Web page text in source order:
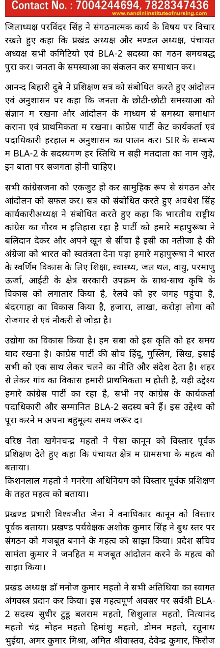
जिलाध्यक्ष परविंदर सिंह ने संगठनात्मक कार्य के विषय पर विचार
रखते हुए कहा कि प्रखंड अध्यक्ष और मण्डल अध्यक्ष, पंचायत
अध्यक्ष सभी कमिटियो एवं BLA-2 सदस्यों का गठन समयबद्ध
पुरा करें। जनता के समस्याओं का संकलन कर समाधान करें।
आनन्द बिहारी दुबे ने प्रशिक्षण सत्र को संबोधित करते हुए आंदोलन
एवं अनुशासन पर कहा कि जनता के छोटी-छोटी समस्याओं को
संज्ञान में रखना और आंदोलन के माध्यम से समस्या समाधान
कराना एवं प्राथमिकता में रखना। कांग्रेस पार्टी केट कार्यकर्ता एवं
पदाधिकारी हरहाल में अनुशासन का पालन करें। SIR के सम्बन्ध
में BLA-2 के सदस्यगण हर स्तिथि में सही मतदाता का नाम जुड़े,
इन बातों पर सजगता होनी चाहिए।
सभी कांग्रेसजनों को एकजुट हो कर सामुहिक रूप से संगठन और
आंदोलन को सफल करें। सत्र को संबोधित करते हुए अवधेश सिंह
कार्यकारीअध्यक्ष ने संबोधित करते हुए कहा कि भारतीय राष्ट्रीय
कांग्रेस का गौरव में इतिहास रहा है पार्टी को हमारे महापुरूषों ने
बलिदान देकर और अपने खून से सींचा है इसी का नतीजा है की
अंग्रेजों को भारत को स्वतंत्रता देना पड़ा हमारे महापुरूषों ने भारत
के स्वर्णिम विकास के लिए शिक्षा, स्वास्थ्य, जल थल, वायु, परमाणु
ऊर्जा, आईटी के क्षेत्र सरकारी उपक्रम के साथ-साथ कृषि के
विकास को लगातार किया है, रेलवे को हर जगह पहुंचा है,
बंदरगाहों का विकास किया है, हजारों, लाखों, करोड़ों लोगों को
रोजगार से एवं नौकरी से जोड़ा है।
उद्योगों का विकास किया है। हम सबों को इस कृति को हर समय
याद रखना है। कांग्रेस पार्टी की सोच हिंदू, मुस्लिम, सिख, इसाई
सभी को एक साथ लेकर चलने का नीति और संदेश देता है। शहर
से लेकर गांव का विकास हमारी प्राथमिकता में होती है, यही उद्देश्य
हमारे कांग्रेस पार्टी का रहा है, सभी नए कांग्रेस के कार्यकर्ता
पदाधिकारी और सम्मानित BLA-2 सदस्य बने हैं। इस उद्देश्य को
पूरा करने में अपना बहुमूल्य समय जरूर दें।
वरिष्ठ नेता खगेनचन्द्र महतो ने पेसा कानून को विस्तार पूर्वक
प्रशिक्षण देते हुए कहा कि पंचायत क्षेत्र में ग्रामसभा के महत्व को
बताया।
किशनलाल महतो ने मनरेगा अधिनियम को विस्तार पूर्वक प्रशिक्षण
के तहत महत्व को बताया।
प्रखण्ड प्रभारी विश्वजीत जेना ने वनाधिकार कानून को विस्तार
पूर्वक बताया। प्रखण्ड पर्यवेक्षक अशोक कुमार सिंह ने बुथ स्तर पर
संगठन को मजबूत बनाने के महत्व को साझा किया। प्रदेश सचिव
सामंता कुमार ने जनहित में मजबूत आंदोलन करने के महत्व को
साझा किया।
प्रखंड अध्यक्ष डाॅ मनोज कुमार महतो ने सभी अतिथियों का स्वागत
अंगवस्त्र प्रदान कर किया। इस महत्वपूर्ण अवसर पर सर्वश्री BLA-
2 सदस्य सुधीर टुडू बलराम महतो, शिशुलाल महतो, नित्यानंद
महतो चंद्र मोहन महतो हिमांशु महतो, डोमन महतो, रतूनाथ
भुईया, अमर कुमार मिश्रा, अमित श्रीवास्तव, देवेन्द्र कुमार, फिरोज